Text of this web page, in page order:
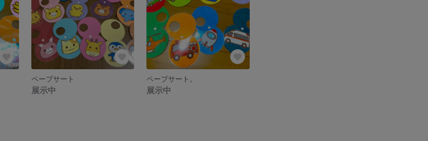
ペープサート
展示中
ペープサート。
展示中